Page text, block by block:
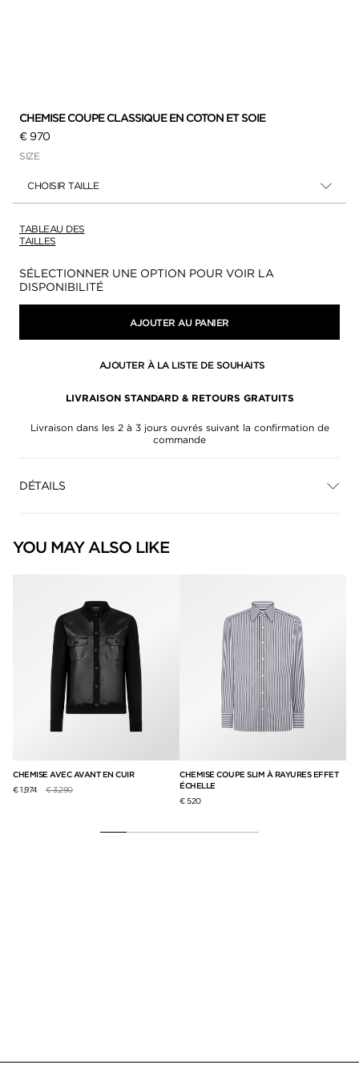
CHEMISE COUPE CLASSIQUE EN COTON ET SOIE
€ 970
SIZE
CHOISIR TAILLE
TABLEAU DES
TAILLES
Disponibilité:
SÉLECTIONNER UNE OPTION POUR VOIR LA
DISPONIBILITÉ
AJOUTER AU PANIER
AJOUTER À LA LISTE DE SOUHAITS
LIVRAISON STANDARD & RETOURS GRATUITS
Livraison dans les 2 à 3 jours ouvrés suivant la confirmation de
commande
DÉTAILS
YOU MAY ALSO LIKE
CHEMISE AVEC AVANT EN CUIR
€ 1,974
Prix réduit de
€ 3,290à
CHEMISE COUPE SLIM À RAYURES EFFET
ÉCHELLE
€ 520